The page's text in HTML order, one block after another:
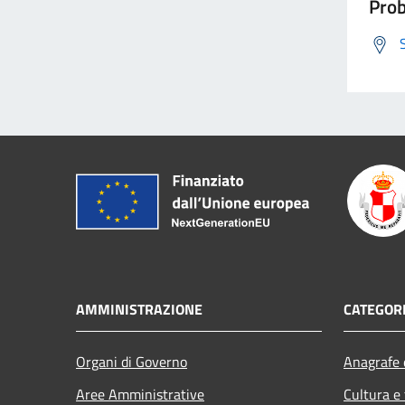
AMMINISTRAZIONE
Organi di Governo
Aree Amministrative
Cultura